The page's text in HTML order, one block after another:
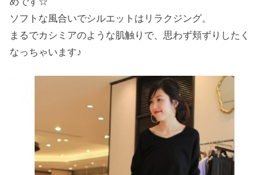
ソフトな風合いでシルエットはリラクジング。
まるでカシミアのような肌触りで、思わず頬ずりしたく
なっちゃいます♪